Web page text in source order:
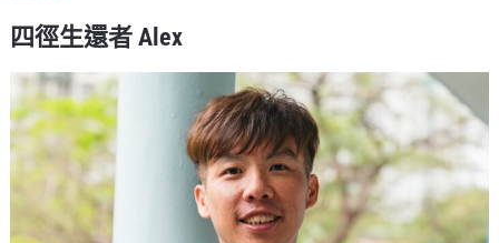
四徑生還者 Alex